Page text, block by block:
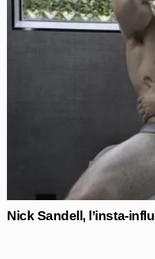
Nick Sandell, l’insta-